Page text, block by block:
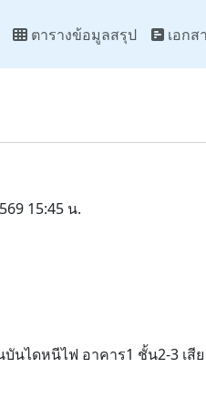
ตารางข้อมูลสรุป เอกส
15:45 น.
นไดหนีไฟ อาคาร1 ชั้น2-3 เสี